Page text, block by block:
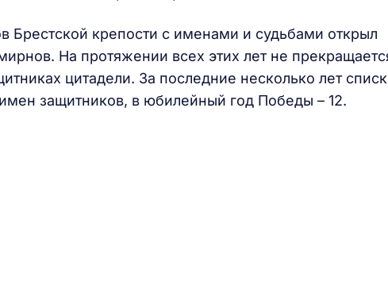
Брестской крепости с именами и судьбами открыл
На протяжении всех этих лет не
цитадели. За последние несколько лет
защитников, в юбилейный год Победы – 12.